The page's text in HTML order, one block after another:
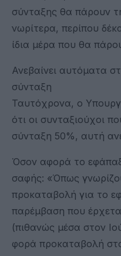
σύνταξης θα πάρουν
νωρίτερα, περίπου
ίδια μέρα που θα
Ανεβαίνει αυτόματα
σύνταξη
Ταυτόχρονα, ο
ότι οι συνταξιούχοι
σύνταξη 50%, αυτή
Όσον αφορά το
σαφής: «Όπως
προκαταβολή για το
παρέμβαση που
(πιθανώς μέσα στον
φορά προκαταβολή